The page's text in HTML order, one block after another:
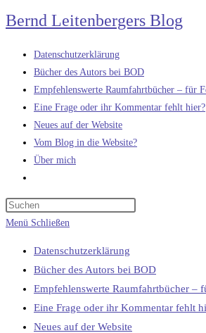
Zum
Inhalt
springen
Bernd Leitenbergers Blog
Datenschutzerklärung
Bücher des Autors bei BOD
Empfehlenswerte Raumfahrtbücher – für
Eine Frage oder ihr Kommentar fehlt hier?
Neues auf der Website
Vom Blog in die Website?
Über mich
umschalten
Menü Schließen
Datenschutzerklärung
Bücher des Autors bei BOD
Empfehlenswerte Raumfahrtbücher –
Eine Frage oder ihr Kommentar fehlt
Neues auf der Website